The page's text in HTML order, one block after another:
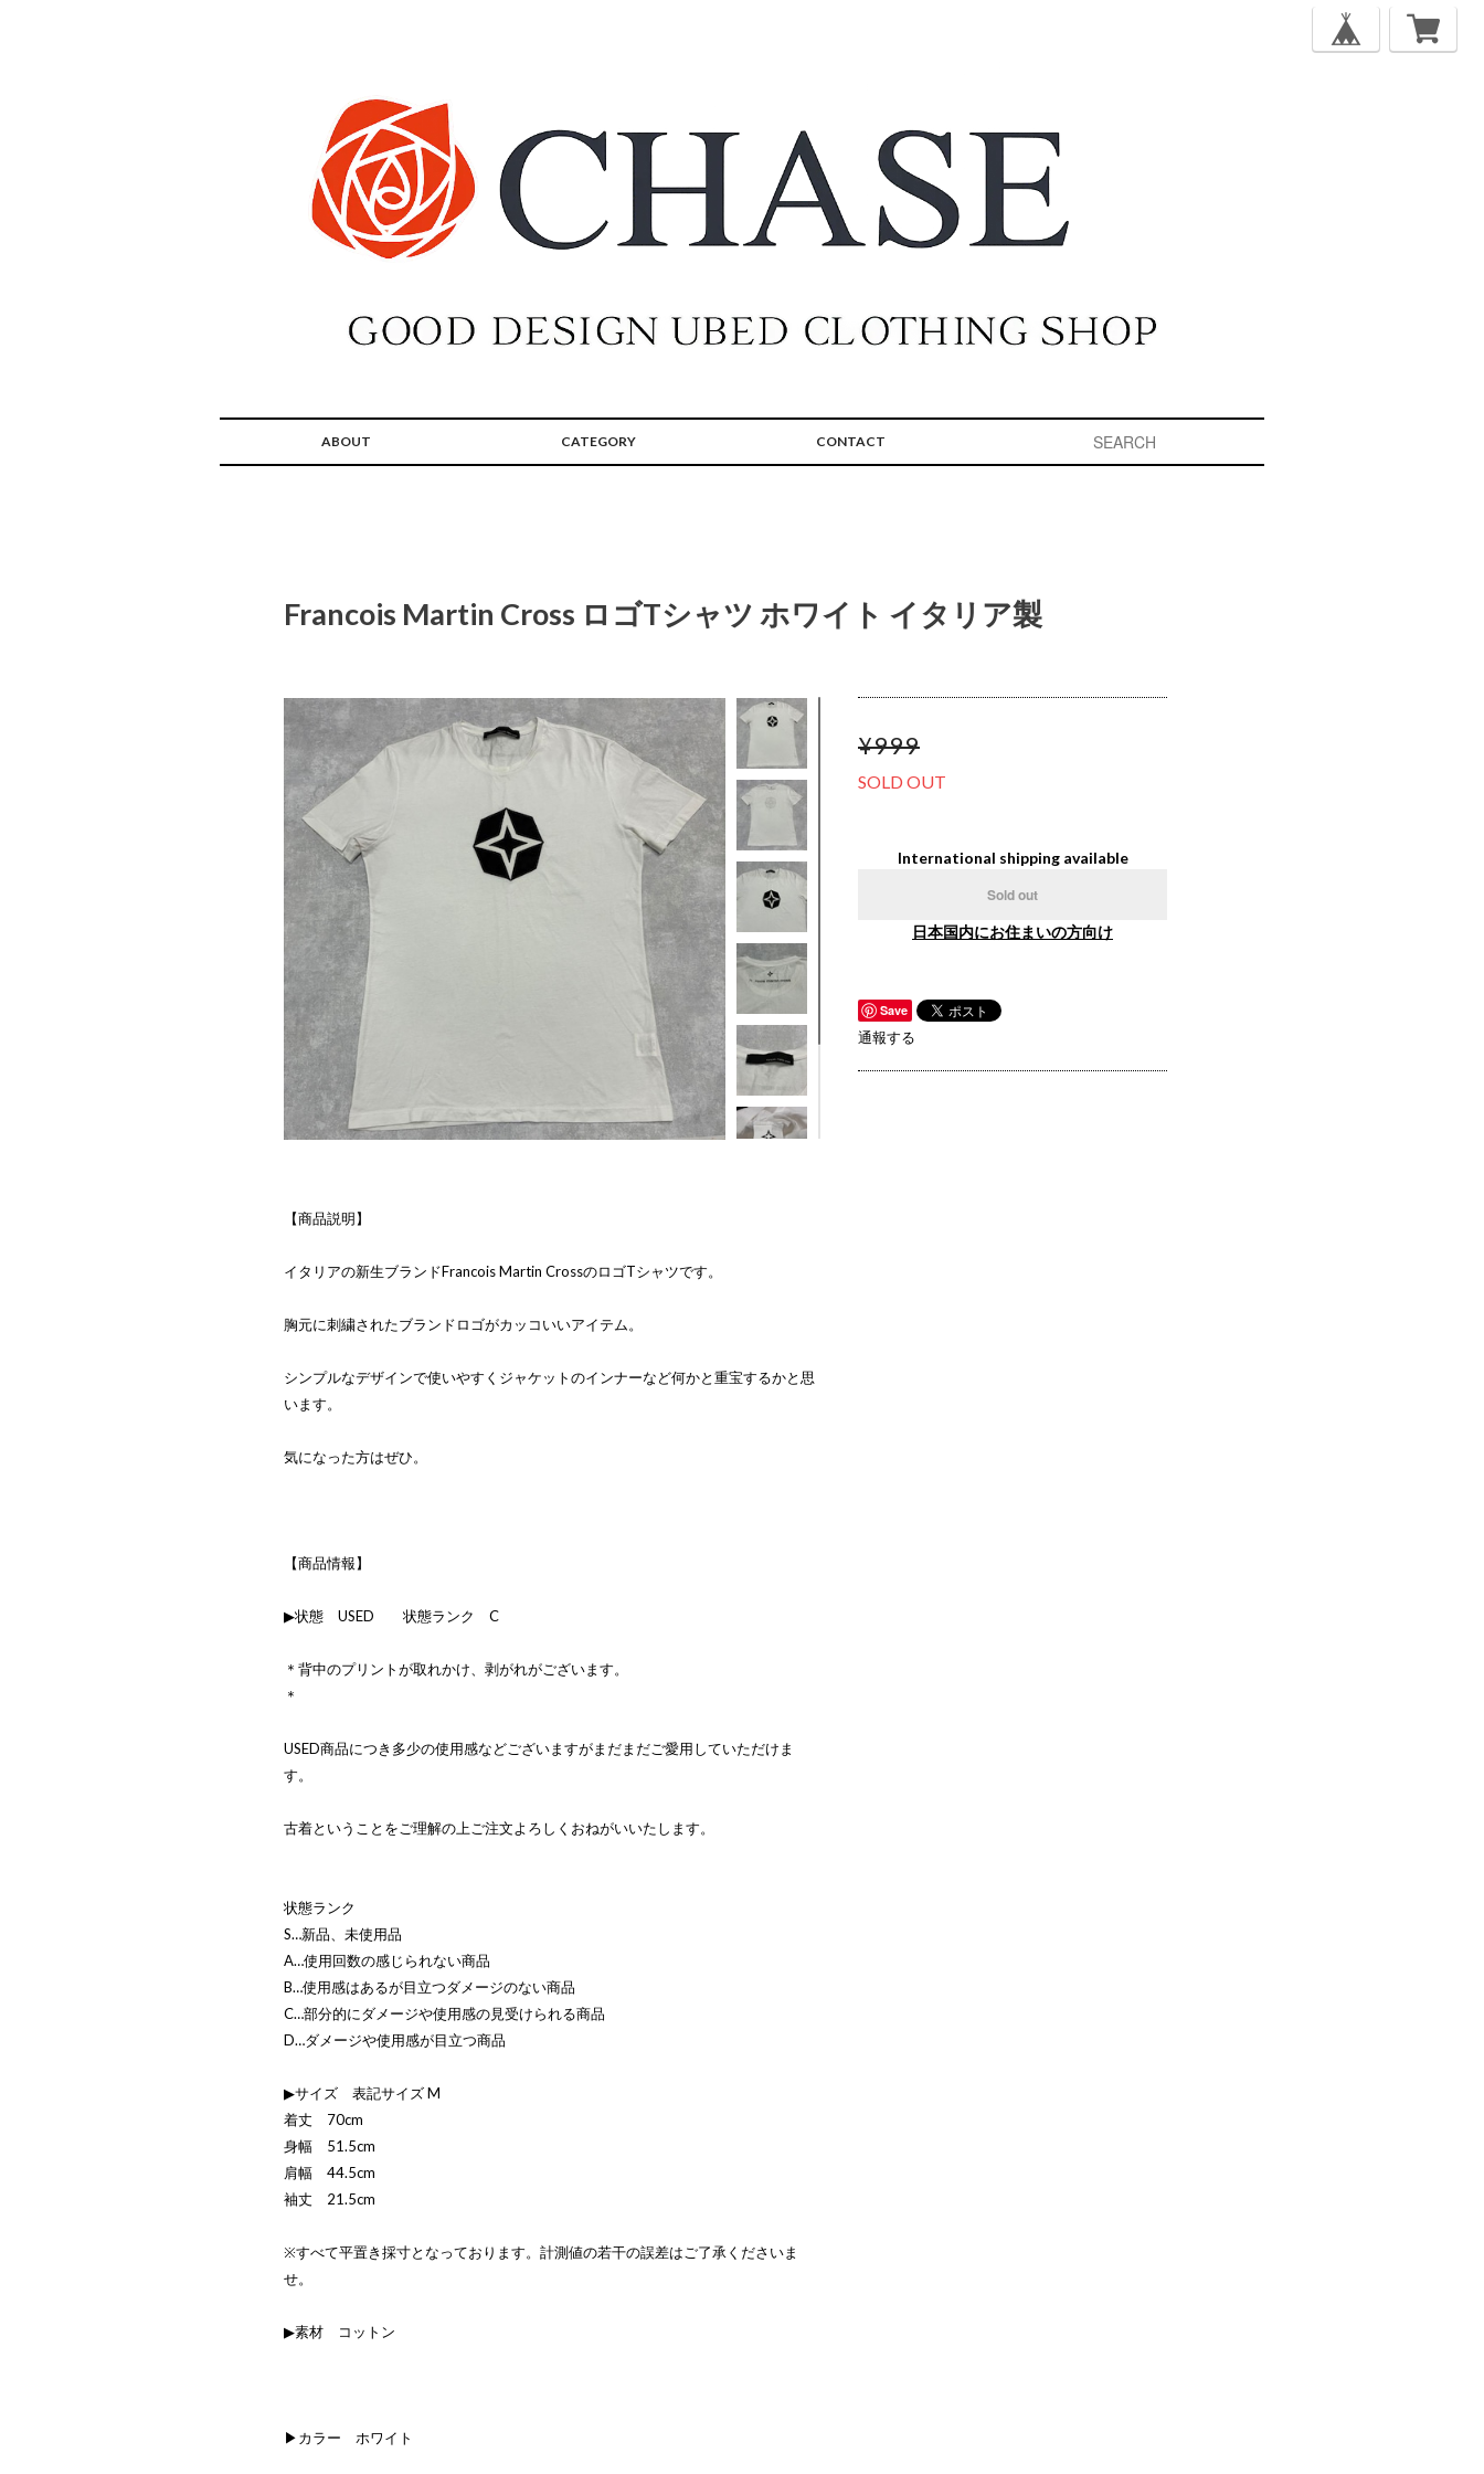
ABOUT CATEGORY CONTACT
Francois Martin Cross ロゴTシャツ ホワイト イタリア製
【商品説明】
イタリアの新生ブランドFrancois Martin CrossのロゴTシャツです。
胸元に刺繍されたブランドロゴがカッコいいアイテム。
シンプルなデザインで使いやすくジャケットのインナーなど何かと重宝するかと思
います。
気になった方はぜひ。
【商品情報】
▶状態 USED 状態ランク C
＊背中のプリントが取れかけ、剥がれがございます。
＊
USED商品につき多少の使用感などございますがまだまだご愛用していただけま
す。
古着ということをご理解の上ご注文よろしくおねがいいたします。
状態ランク
S…新品、未使用品
A…使用回数の感じられない商品
B…使用感はあるが目立つダメージのない商品
C…部分的にダメージや使用感の見受けられる商品
D…ダメージや使用感が目立つ商品
▶サイズ 表記サイズ M
着丈 70cm
身幅 51.5cm
肩幅 44.5cm
袖丈 21.5cm
※すべて平置き採寸となっております。計測値の若干の誤差はご了承くださいま
せ。
▶素材 コットン
▶カラー ホワイト
¥999
SOLD OUT
International shipping available
Sold out
日本国内にお住まいの方向け
Save
通報する